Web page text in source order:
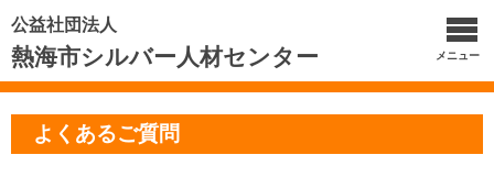
公益社団法人
熱海市シルバー人材センター メニュー
よくあるご質問